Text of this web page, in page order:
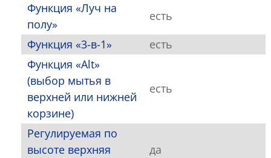
Функция «Луч на
полу»
есть
Функция «3-в-1»
есть
Функция «Alt»
(выбор мытья в
верхней или нижней
корзине)
есть
Регулируемая по
высоте верхняя
да